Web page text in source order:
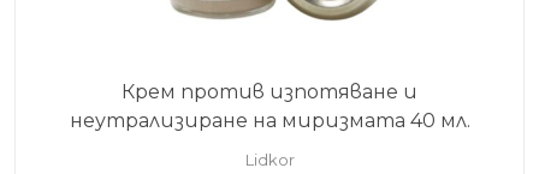
Крем против изпотяване и
неутрализиране на миризмата 40 мл.
Lidkor